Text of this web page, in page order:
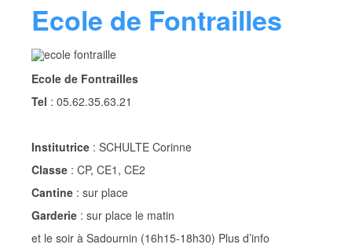
Ecole de Fontrailles
Ecole de Fontrailles
Tel : 05.62.35.63.21
Institutrice : SCHULTE Corinne
Classe : CP, CE1, CE2
Cantine : sur place
Garderie : sur place le matin
et le soir à Sadournin (16h15-18h30) Plus d’info